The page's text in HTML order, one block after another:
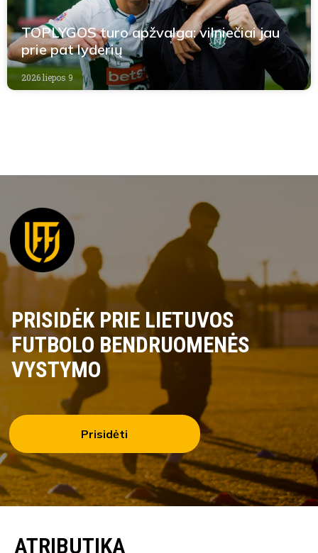
TOPLYGOS turo apžvalga: vilniečiai jau
prie pat lyderių
2026 liepos 9
PRISIDĖK PRIE LIETUVOS
FUTBOLO BENDRUOMENĖS
VYSTYMO
Prisidėti
ATRIBUTIKA